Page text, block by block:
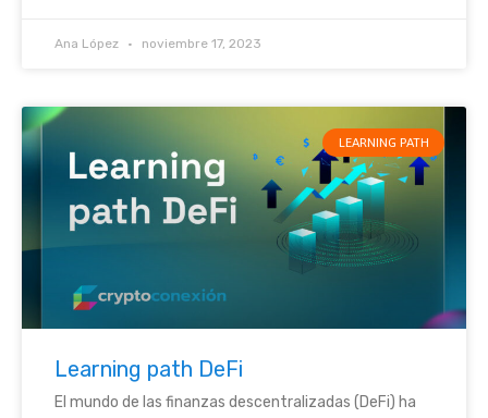
Ana López noviembre 17, 2023
LEARNING PATH
Learning path DeFi
El mundo de las finanzas descentralizadas (DeFi) ha